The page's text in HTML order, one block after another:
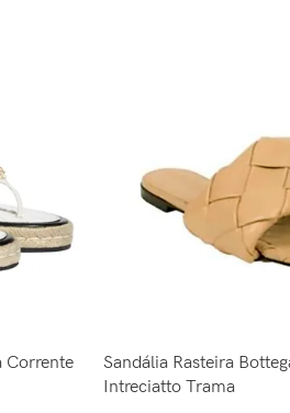
Corrente
Sandália Rasteira
Intreciatto Trama